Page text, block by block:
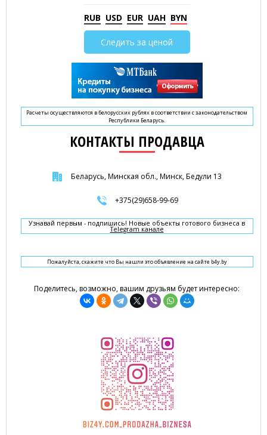
RUB USD EUR UAH BYN
Следить за ценой
Расчеты осуществляются в белорусских рублях в соответствии с законодательством
Республики Беларусь.
КОНТАКТЫ ПРОДАВЦА
Беларусь, Минская обл., Минск, Бедули 13
+375(29)658-99-69
Узнавай первым - подпишись! Новые объекты готового бизнеса в
Telegram канале
Пожалуйста, скажите что Вы нашли это объявление на сайте b4y.by
Поделитесь, возможно, вашим друзьям будет интересно: